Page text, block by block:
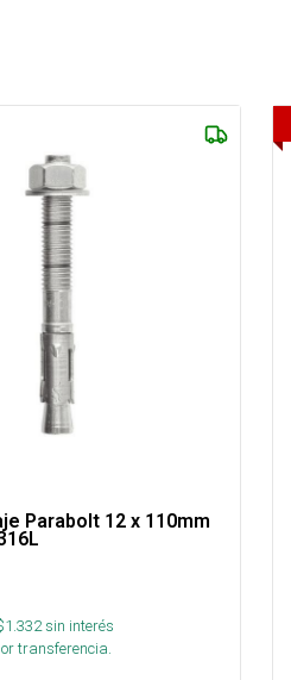
Parabolt 12 x 110mm
1.332sin interés
transferencia.